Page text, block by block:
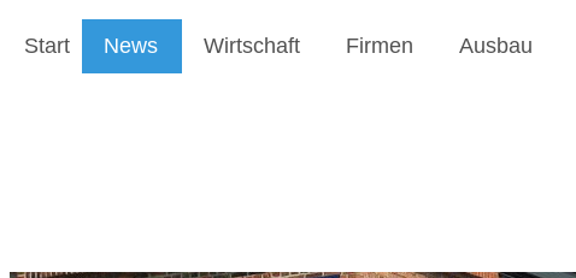
Start News Wirtschaft Firmen Ausbau